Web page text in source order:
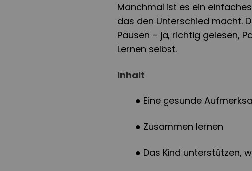
Manchmal ist es ein
das den Unterschied macht.
Pausen – ja, richtig gelesen,
Lernen selbst.
Inhalt
● Eine gesunde
● Zusammen lernen
● Das Kind unterstützen,